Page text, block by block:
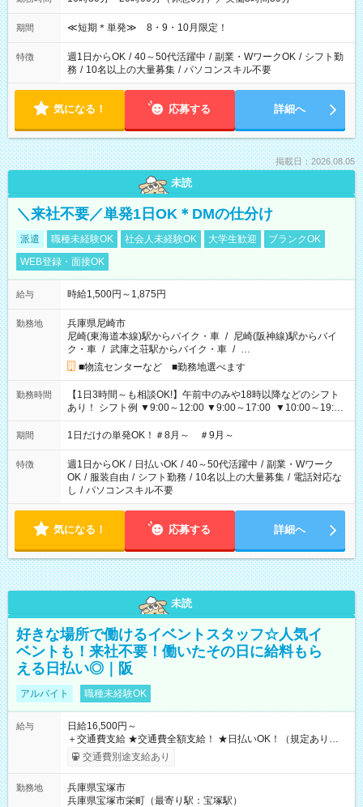
期間 ≪短期＊単発≫ 8・9・10月限定！
特徴 週1日からOK / 40～50代活躍中 / 副業・WワークOK / シフト勤
務 / 10名以上の大量募集 / パソコンスキル不要
気になる！ 応募する 詳細へ
掲載日：2026.08.05
未読
＼来社不要／単発1日OK＊DMの仕分け
派遣 職種未経験OK 社会人未経験OK 大学生歓迎
ブランクOK
WEB登録・面接OK
給与 時給1,500円～1,875円
勤務地
兵庫県尼崎市
尼崎(東海道本線)駅からバイク・車 / 尼崎(阪神線)駅からバイ
ク・車 / 武庫之荘駅からバイク・車 / …
■物流センターなど ■勤務地選べます
勤務時間
【1日3時間～も相談OK!】午前中のみや18時以降などのシフト
あり！ シフト例 ▼9:00～12:00 ▼9:00～17:00 ▼10:00～19:00
▼18:00～21:00
期間 1日だけの単発OK！＃8月～ ＃9月～
特徴 週1日からOK / 日払いOK / 40～50代活躍中 / 副業・Wワーク
OK / 服装自由 / シフト勤務 / 10名以上の大量募集 / 電話対応な
し / パソコンスキル不要
気になる！ 応募する 詳細へ
未読
好きな場所で働けるイベントスタッフ☆人気イ
ベントも！来社不要！働いたその日に給料もら
える日払い◎｜阪
アルバイト 職種未経験OK
給与
日給16,500円～
＋交通費支給 ★交通費全額支給！ ★日払いOK！（規定あり） ┗
働いたその日に現金GET♪ お仕事後はコンビニATMから 日払
交通費別途支給あり
勤務地
兵庫県宝塚市
兵庫県宝塚市栄町（最寄り駅：宝塚駅）